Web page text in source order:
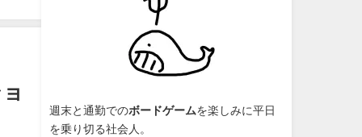
週末と通勤でのボードゲームを楽しみに平日
を乗り切る社会人。